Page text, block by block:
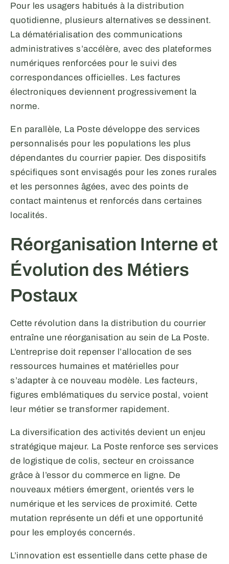
Pour les usagers habitués à la distribution
quotidienne, plusieurs alternatives se dessinent.
La dématérialisation des communications
administratives s’accélère, avec des plateformes
numériques renforcées pour le suivi des
correspondances officielles. Les factures
électroniques deviennent progressivement la
norme.
En parallèle, La Poste développe des services
personnalisés pour les populations les plus
dépendantes du courrier papier. Des dispositifs
spécifiques sont envisagés pour les zones rurales
et les personnes âgées, avec des points de
contact maintenus et renforcés dans certaines
localités.
Réorganisation Interne et
Évolution des Métiers
Postaux
Cette révolution dans la distribution du courrier
entraîne une réorganisation au sein de La Poste.
L’entreprise doit repenser l’allocation de ses
ressources humaines et matérielles pour
s’adapter à ce nouveau modèle. Les facteurs,
figures emblématiques du service postal, voient
leur métier se transformer rapidement.
La diversification des activités devient un enjeu
stratégique majeur. La Poste renforce ses services
de logistique de colis, secteur en croissance
grâce à l’essor du commerce en ligne. De
nouveaux métiers émergent, orientés vers le
numérique et les services de proximité. Cette
mutation représente un défi et une opportunité
pour les employés concernés.
L’innovation est essentielle dans cette phase de